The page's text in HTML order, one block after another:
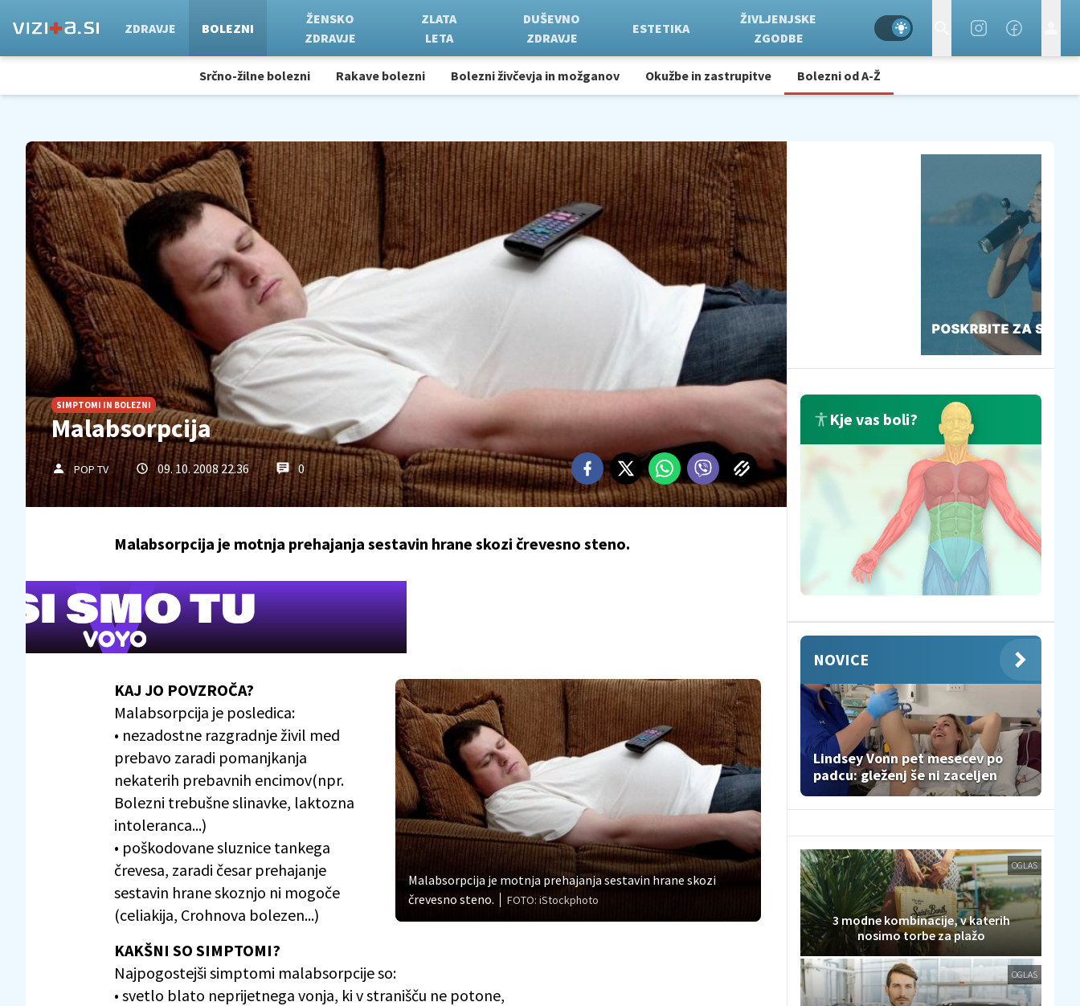
ZDRAVJE BOLEZNI
ŽENSKO
ZDRAVJE
ZLATA
LETA
DUŠEVNO
ZDRAVJE
ESTETIKA
ŽIVLJENJSKE
ZGODBE
Srčno-žilne bolezni Rakave bolezni Bolezni živčevja in možganov Okužbe in zastrupitve Bolezni od A-Ž
SIMPTOMI IN BOLEZNI
Malabsorpcija
POP TV 09. 10. 2008 22.36 0
Malabsorpcija je motnja prehajanja sestavin hrane skozi črevesno steno.
Malabsorpcija je motnja prehajanja sestavin hrane skozi
črevesno steno.
FOTO: iStockphoto
KAJ JO POVZROČA?
Malabsorpcija je posledica:
• nezadostne razgradnje živil med
prebavo zaradi pomanjkanja
nekaterih prebavnih encimov(npr.
Bolezni trebušne slinavke, laktozna
intoleranca...)
• poškodovane sluznice tankega
črevesa, zaradi česar prehajanje
sestavin hrane skoznjo ni mogoče
(celiakija, Crohnova bolezen...)
KAKŠNI SO SIMPTOMI?
Najpogostejši simptomi malabsorpcije so:
• svetlo blato neprijetnega vonja, ki v stranišču ne potone,
Kje vas boli?
NOVICE
Lindsey Vonn pet mesecev po
padcu: gleženj še ni zaceljen
OGLAS
3 modne kombinacije, v katerih
nosimo torbe za plažo
OGLAS